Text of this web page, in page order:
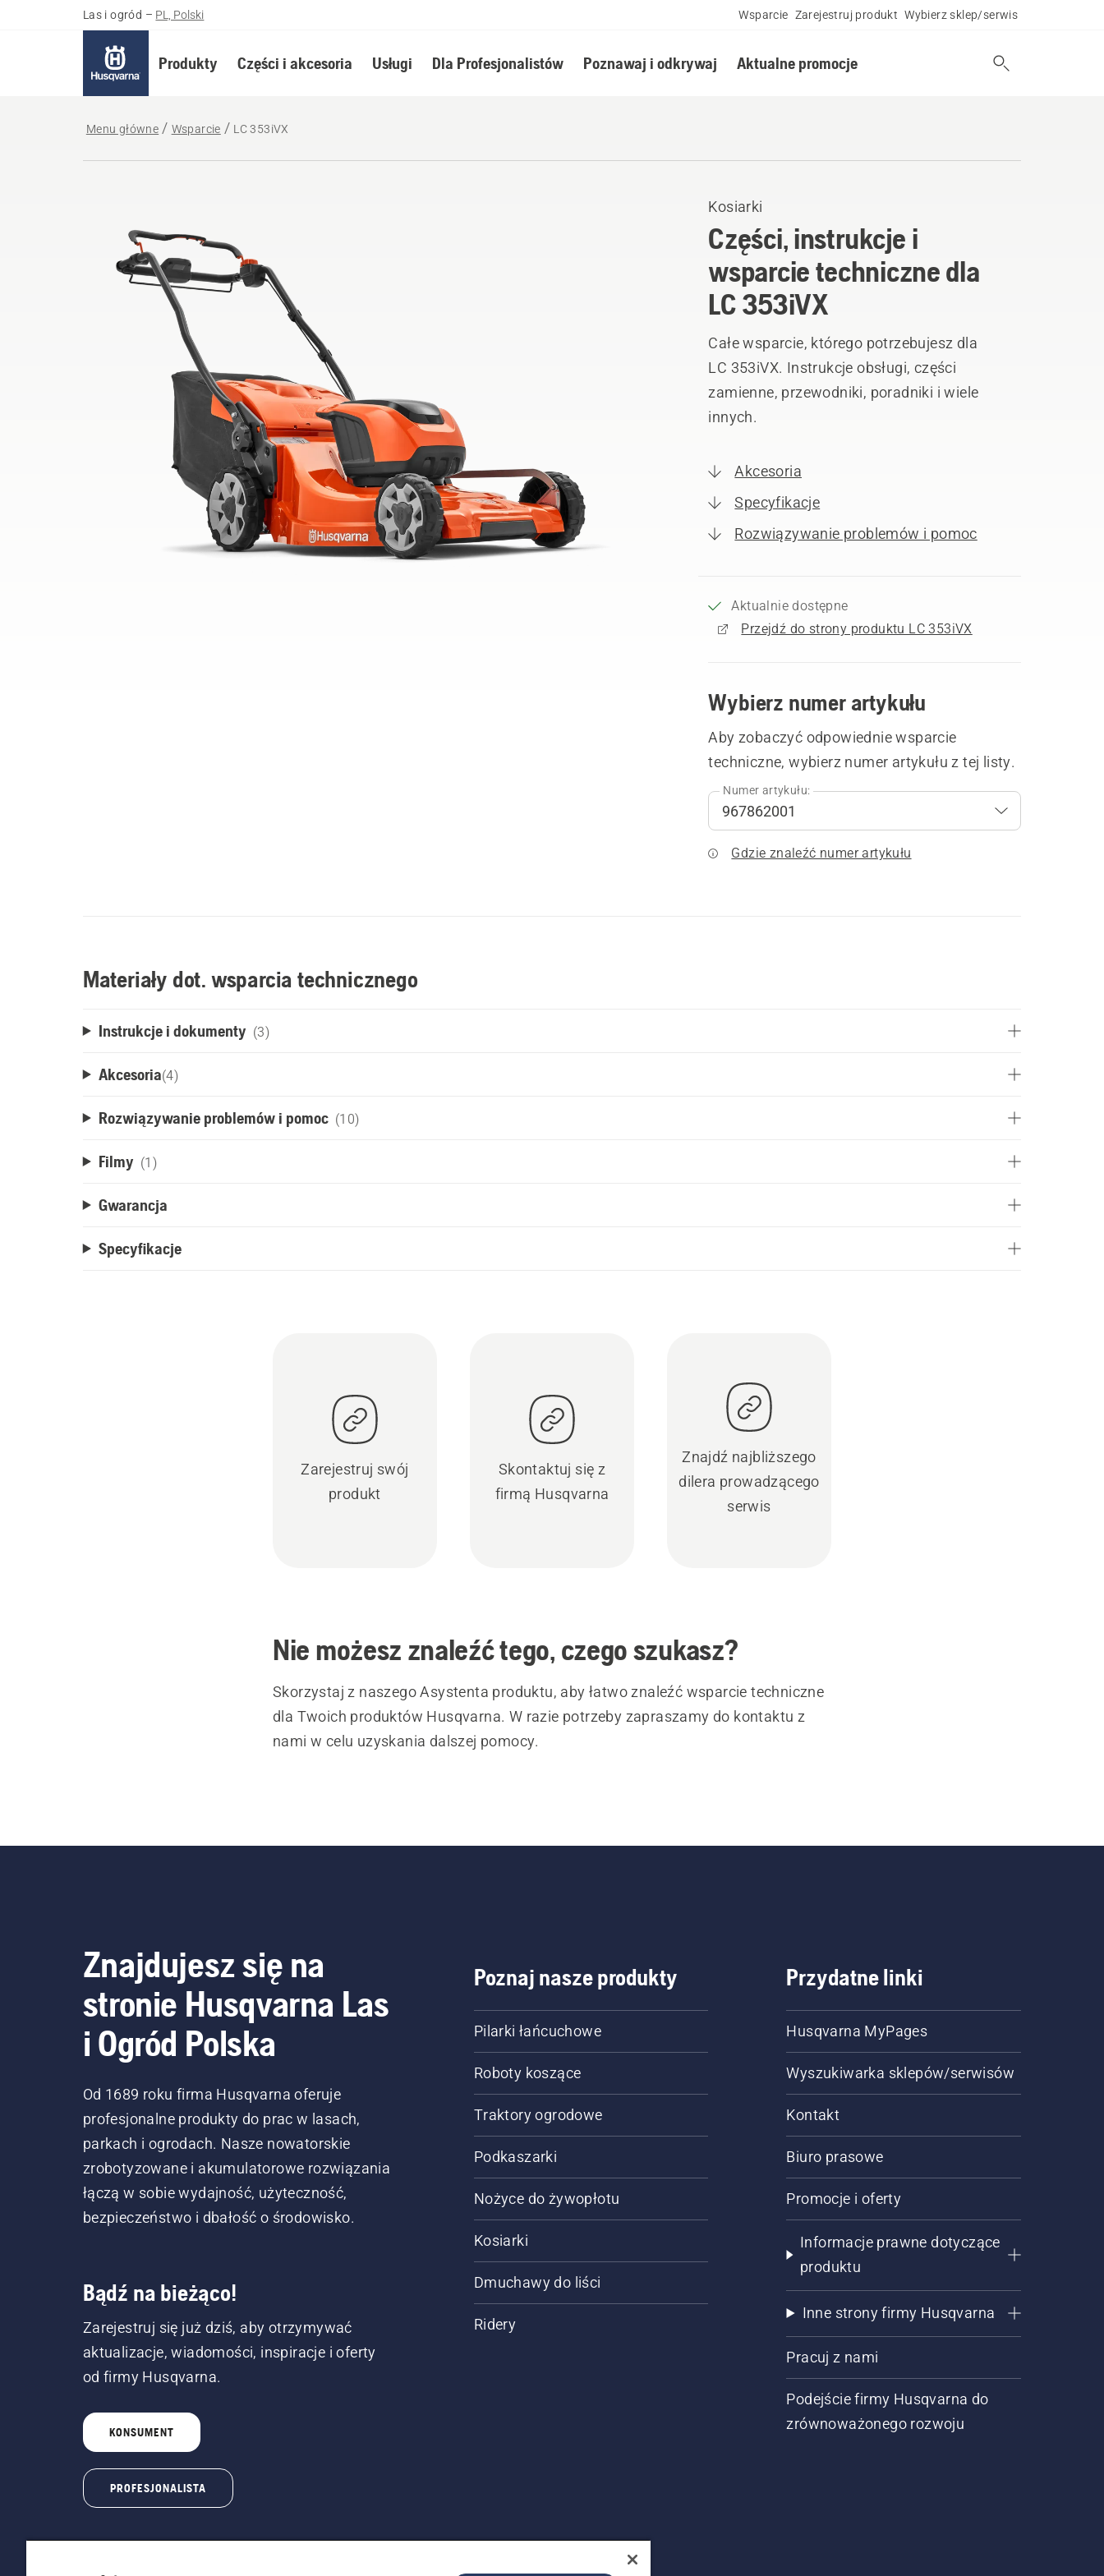
Las i ogród – PL, Polski Wsparcie Zarejestruj produkt Wybierz sklep/serwis
Produkty Części i akcesoria Usługi Dla Profesjonalistów Poznawaj i odkrywaj Aktualne promocje
Menu główne Wsparcie LC 353iVX
Kosiarki
Części, instrukcje i
wsparcie techniczne dla
LC 353iVX
Całe wsparcie, którego potrzebujesz dla
LC 353iVX. Instrukcje obsługi, części
zamienne, przewodniki, poradniki i wiele
innych.
Akcesoria
Specyfikacje
Rozwiązywanie problemów i pomoc
Aktualnie dostępne
Przejdź do strony produktu LC 353iVX
Wybierz numer artykułu
Aby zobaczyć odpowiednie wsparcie
techniczne, wybierz numer artykułu z tej listy.
Numer artykułu:
Gdzie znaleźć numer artykułu
Materiały dot. wsparcia technicznego
Instrukcje i dokumenty (3)
Akcesoria(4)
Rozwiązywanie problemów i pomoc (10)
Filmy (1)
Gwarancja
Specyfikacje
Zarejestruj swój
produkt
Skontaktuj się z
firmą Husqvarna
Znajdź najbliższego
dilera prowadzącego
serwis
Nie możesz znaleźć tego, czego szukasz?
Skorzystaj z naszego Asystenta produktu, aby łatwo znaleźć wsparcie techniczne
dla Twoich produktów Husqvarna. W razie potrzeby zapraszamy do kontaktu z
nami w celu uzyskania dalszej pomocy.
Znajdujesz się na
stronie Husqvarna Las
i Ogród Polska
Od 1689 roku firma Husqvarna oferuje
profesjonalne produkty do prac w lasach,
parkach i ogrodach. Nasze nowatorskie
zrobotyzowane i akumulatorowe rozwiązania
łączą w sobie wydajność, użyteczność,
bezpieczeństwo i dbałość o środowisko.
Bądź na bieżąco!
Zarejestruj się już dziś, aby otrzymywać
aktualizacje, wiadomości, inspiracje i oferty
od firmy Husqvarna.
KONSUMENT
PROFESJONALISTA
Poznaj nasze produkty
Pilarki łańcuchowe
Roboty koszące
Traktory ogrodowe
Podkaszarki
Nożyce do żywopłotu
Kosiarki
Dmuchawy do liści
Ridery
Przydatne linki
Husqvarna MyPages
Wyszukiwarka sklepów/serwisów
Kontakt
Biuro prasowe
Promocje i oferty
Informacje prawne dotyczące
produktu
Inne strony firmy Husqvarna
Pracuj z nami
Podejście firmy Husqvarna do
zrównoważonego rozwoju